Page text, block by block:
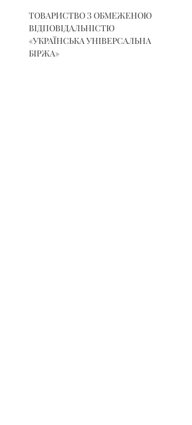
ТОВАРИСТВО З ОБМЕЖЕНОЮ
ВІДПОВІДАЛЬНІСТЮ
«УКРАЇНСЬКА УНІВЕРСАЛЬНА
БІРЖА»